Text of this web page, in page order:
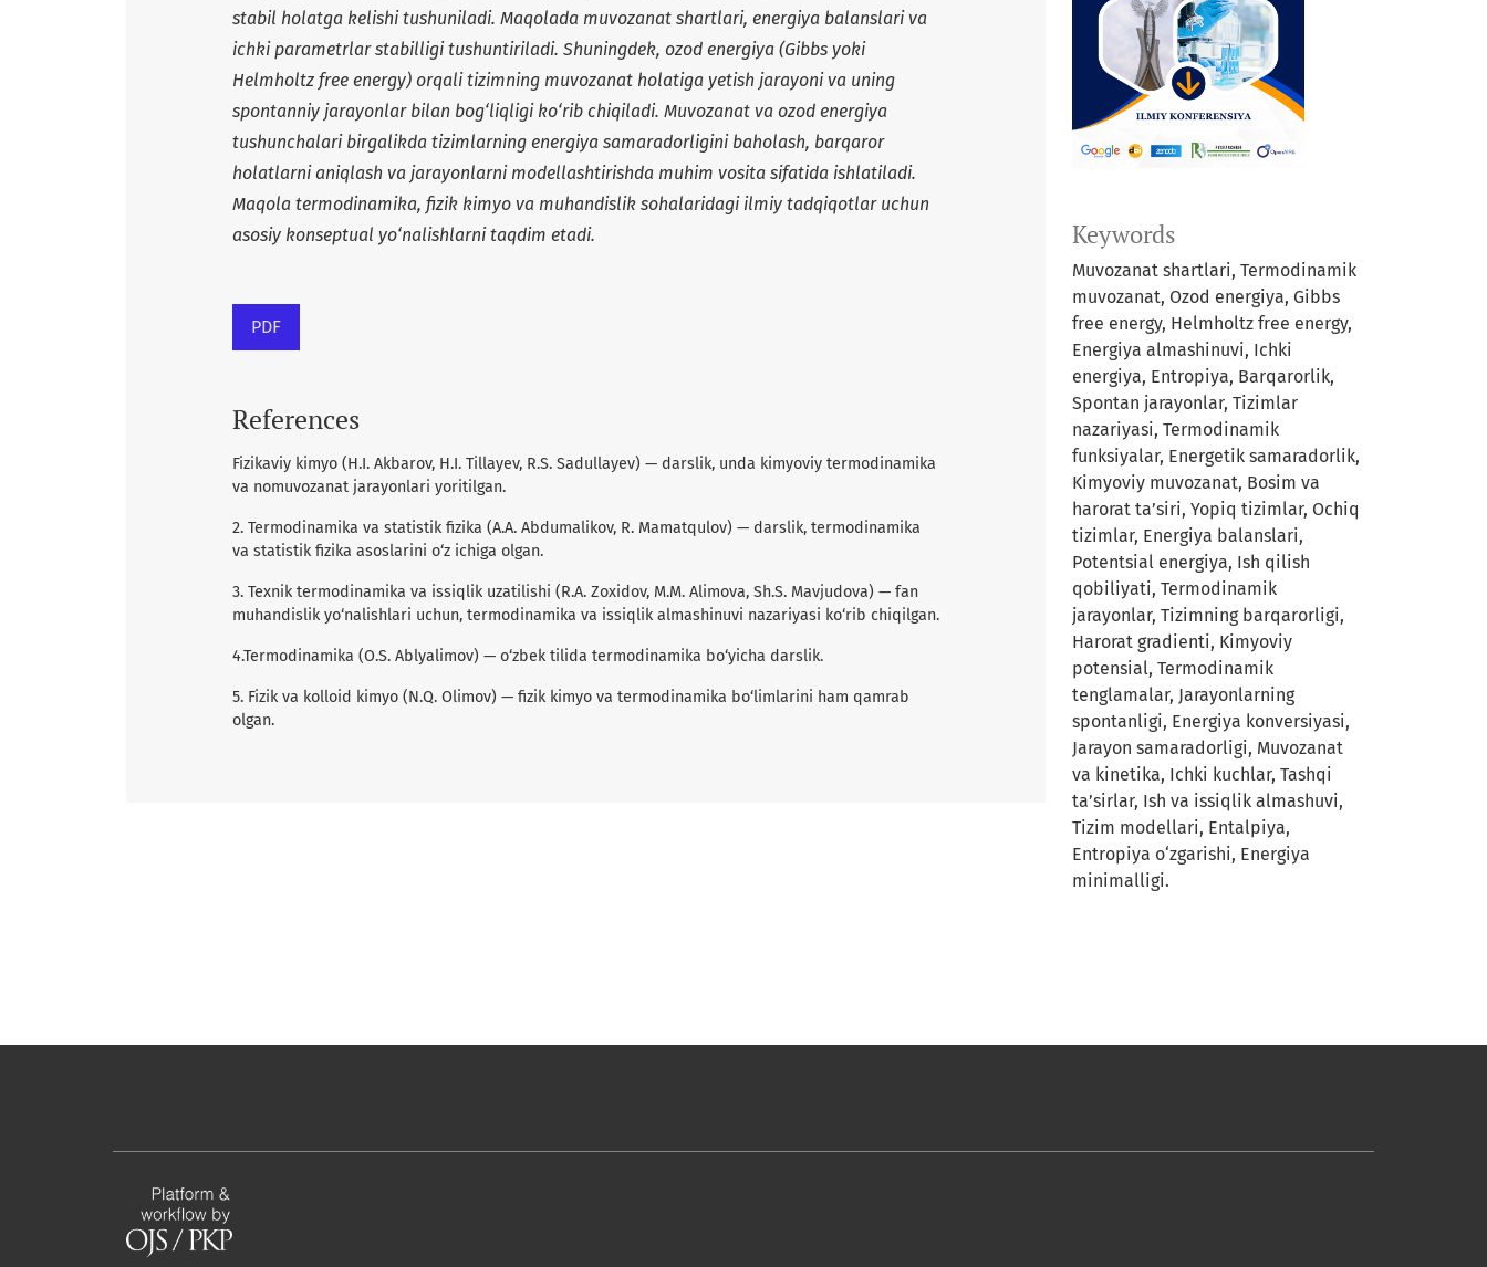
Keywords
Muvozanat shartlari, Termodinamik
muvozanat, Ozod energiya, Gibbs
free energy, Helmholtz free energy,
Energiya almashinuvi, Ichki
energiya, Entropiya, Barqarorlik,
Spontan jarayonlar, Tizimlar
nazariyasi, Termodinamik
funksiyalar, Energetik samaradorlik,
Kimyoviy muvozanat, Bosim va
harorat ta’siri, Yopiq tizimlar, Ochiq
tizimlar, Energiya balanslari,
Potentsial energiya, Ish qilish
qobiliyati, Termodinamik
jarayonlar, Tizimning barqarorligi,
Harorat gradienti, Kimyoviy
potensial, Termodinamik
tenglamalar, Jarayonlarning
spontanligi, Energiya konversiyasi,
Jarayon samaradorligi, Muvozanat
va kinetika, Ichki kuchlar, Tashqi
ta’sirlar, Ish va issiqlik almashuvi,
Tizim modellari, Entalpiya,
Entropiya o‘zgarishi, Energiya
minimalligi.
stabil holatga kelishi tushuniladi. Maqolada muvozanat shartlari, energiya balanslari va
ichki parametrlar stabilligi tushuntiriladi. Shuningdek, ozod energiya (Gibbs yoki
Helmholtz free energy) orqali tizimning muvozanat holatiga yetish jarayoni va uning
spontanniy jarayonlar bilan bog‘liqligi ko‘rib chiqiladi. Muvozanat va ozod energiya
tushunchalari birgalikda tizimlarning energiya samaradorligini baholash, barqaror
holatlarni aniqlash va jarayonlarni modellashtirishda muhim vosita sifatida ishlatiladi.
Maqola termodinamika, fizik kimyo va muhandislik sohalaridagi ilmiy tadqiqotlar uchun
asosiy konseptual yo‘nalishlarni taqdim etadi.
PDF
References
Fizikaviy kimyo (H.I. Akbarov, H.I. Tillayev, R.S. Sadullayev) — darslik, unda kimyoviy termodinamika
va nomuvozanat jarayonlari yoritilgan.
2. Termodinamika va statistik fizika (A.A. Abdumalikov, R. Mamatqulov) — darslik, termodinamika
va statistik fizika asoslarini o‘z ichiga olgan.
3. Texnik termodinamika va issiqlik uzatilishi (R.A. Zoxidov, M.M. Alimova, Sh.S. Mavjudova) — fan
muhandislik yo‘nalishlari uchun, termodinamika va issiqlik almashinuvi nazariyasi ko‘rib chiqilgan.
4.Termodinamika (O.S. Ablyalimov) — o‘zbek tilida termodinamika bo‘yicha darslik.
5. Fizik va kolloid kimyo (N.Q. Olimov) — fizik kimyo va termodinamika bo‘limlarini ham qamrab
olgan.